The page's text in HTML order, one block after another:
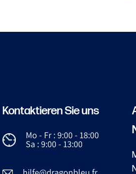
Kontaktieren Sie uns
Mo - Fr : 9:00 - 18:00
Sa : 9:00 - 13:00